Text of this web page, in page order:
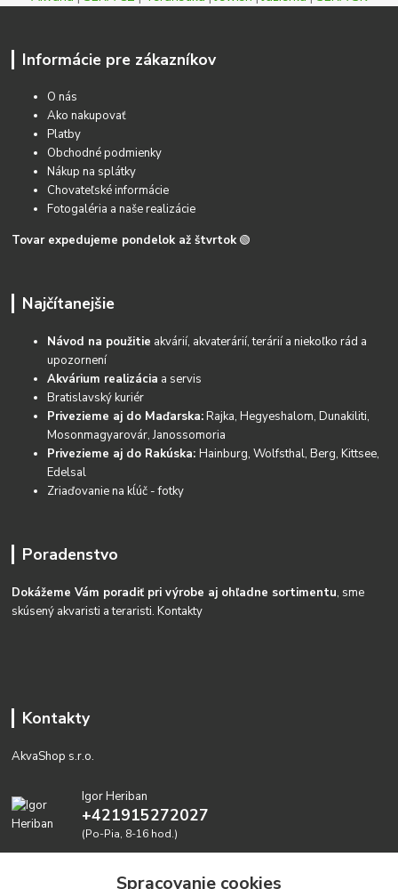
Informácie pre zákazníkov
O nás
Ako nakupovať
Platby
Obchodné podmienky
Nákup na splátky
Chovateľské informácie
Fotogaléria a naše realizácie
Tovar expedujeme pondelok až štvrtok 🟢
Najčítanejšie
Návod na použitie akvárií, akvaterárií, terárií a niekoľko rád a
upozornení
Akvárium realizácia a servis
Bratislavský kuriér
Privezieme aj do Maďarska:Rajka, Hegyeshalom, Dunakiliti,
Mosonmagyarovár, Janossomoria
Privezieme aj do Rakúska:Hainburg, Wolfsthal, Berg, Kittsee,
Edelsal
Zriaďovanie na kĺúč - fotky
Poradenstvo
Dokážeme Vám poradiť pri výrobe aj ohľadne sortimentu, sme
skúsený akvaristi a teraristi.Kontakty
Kontakty
AkvaShop s.r.o.
Igor Heriban
+421915272027
(Po-Pia, 8-16 hod.)
Spracovanie cookies